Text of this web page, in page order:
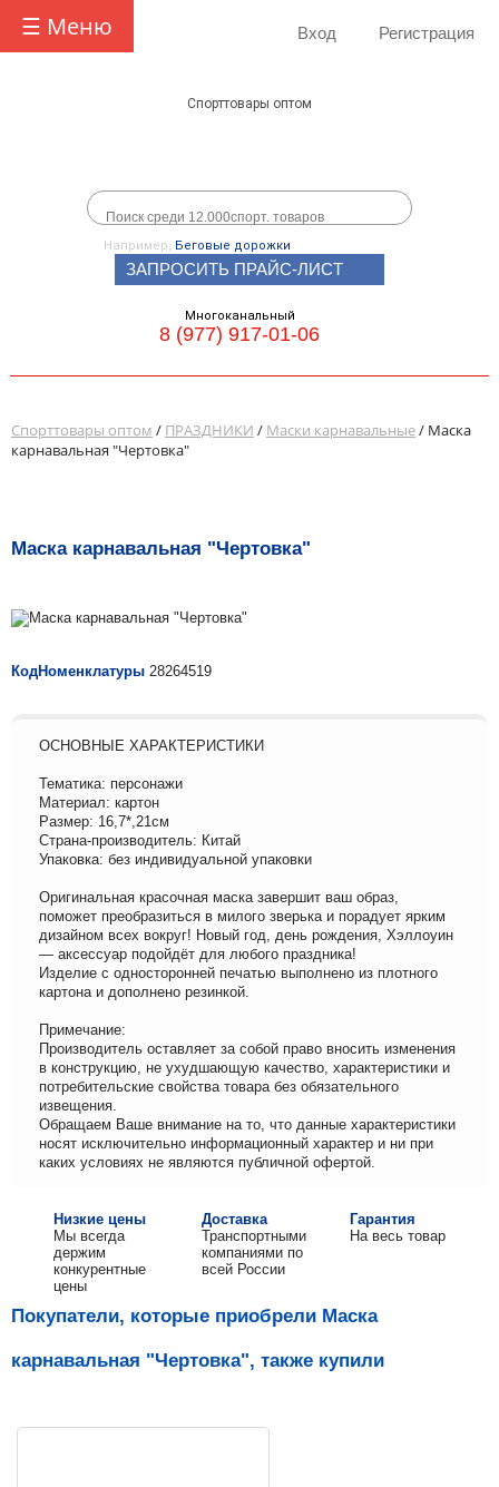
☰ Меню Вход Регистрация
Спорттовары оптом
Например, Беговые дорожки
ЗАПРОСИТЬ ПРАЙС-ЛИСТ
Многоканальный
8 (977) 917-01-06
Спорттовары оптом / ПРАЗДНИКИ / Маски карнавальные/ Маска
карнавальная "Чертовка"
Маска карнавальная "Чертовка"
КодНоменклатуры 28264519
ОСНОВНЫЕ ХАРАКТЕРИСТИКИ
Тематика: персонажи
Материал: картон
Размер: 16,7*,21см
Страна-производитель: Китай
Упаковка: без индивидуальной упаковки
Оригинальная красочная маска завершит ваш образ,
поможет преобразиться в милого зверька и порадует ярким
дизайном всех вокруг! Новый год, день рождения, Хэллоуин
— аксессуар подойдёт для любого праздника!
Изделие с односторонней печатью выполнено из плотного
картона и дополнено резинкой.
Примечание:
Производитель оставляет за собой право вносить изменения
в конструкцию, не ухудшающую качество, характеристики и
потребительские свойства товара без обязательного
извещения.
Обращаем Ваше внимание на то, что данные характеристики
носят исключительно информационный характер и ни при
каких условиях не являются публичной офертой.
Низкие цены
Мы всегда
держим
конкурентные
цены
Доставка
Транспортными
компаниями по
всей России
Гарантия
На весь товар
Покупатели, которые приобрели Маска
карнавальная "Чертовка", также купили